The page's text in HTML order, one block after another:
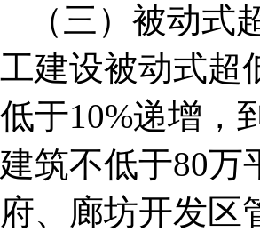
（三）被动
工建设被动式超
低于10%递增，
建筑不低于80万
府、廊坊开发区